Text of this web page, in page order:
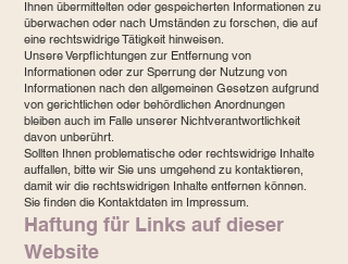
Ihnen übermittelten oder gespeicherten Informationen zu
überwachen oder nach Umständen zu forschen, die auf
eine rechtswidrige Tätigkeit hinweisen.
Unsere Verpflichtungen zur Entfernung von
Informationen oder zur Sperrung der Nutzung von
Informationen nach den allgemeinen Gesetzen aufgrund
von gerichtlichen oder behördlichen Anordnungen
bleiben auch im Falle unserer Nichtverantwortlichkeit
davon unberührt.
Sollten Ihnen problematische oder rechtswidrige Inhalte
auffallen, bitte wir Sie uns umgehend zu kontaktieren,
damit wir die rechtswidrigen Inhalte entfernen können.
Sie finden die Kontaktdaten im Impressum.
Haftung für Links auf dieser
Website